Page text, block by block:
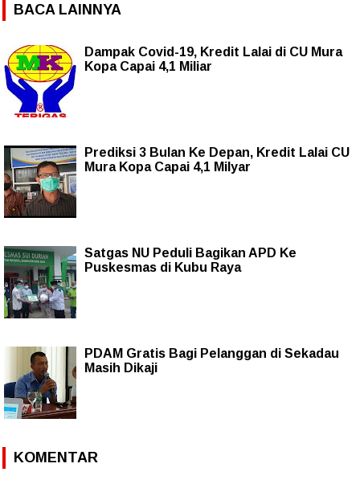
BACA LAINNYA
Dampak Covid-19, Kredit Lalai di CU Mura
Kopa Capai 4,1 Miliar
Prediksi 3 Bulan Ke Depan, Kredit Lalai CU
Mura Kopa Capai 4,1 Milyar
Satgas NU Peduli Bagikan APD Ke
Puskesmas di Kubu Raya
PDAM Gratis Bagi Pelanggan di Sekadau
Masih Dikaji
KOMENTAR